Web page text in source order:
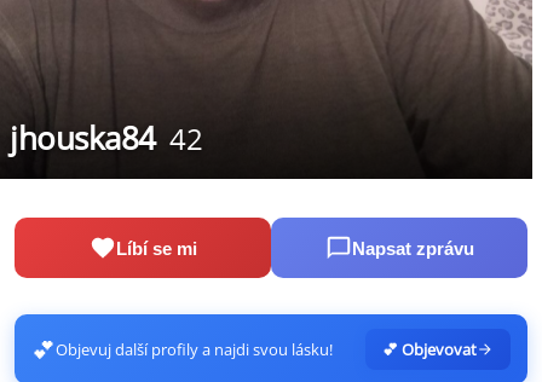
jhouska84 42
Líbí se mi Napsat zprávu
💕Objevuj další profily a najdi svou lásku! 💕 Objevovat